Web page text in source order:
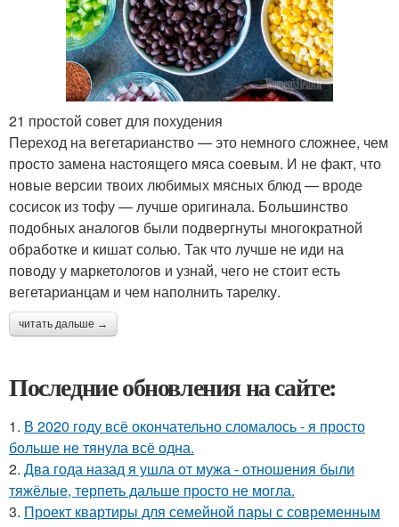
21 простой совет для похудения
Переход на вегетарианство — это немного сложнее, чем
просто замена настоящего мяса соевым. И не факт, что
новые версии твоих любимых мясных блюд — вроде
сосисок из тофу — лучше оригинала. Большинство
подобных аналогов были подвергнуты многократной
обработке и кишат солью. Так что лучше не иди на
поводу у маркетологов и узнай, чего не стоит есть
вегетарианцам и чем наполнить тарелку.
читать дальше →
Последние обновления на сайте:
1. В 2020 году всё окончательно сломалось - я просто
больше не тянула всё одна.
2. Два года назад я ушла от мужа - отношения были
тяжёлые, терпеть дальше просто не могла.
3. Проект квартиры для семейной пары с современным